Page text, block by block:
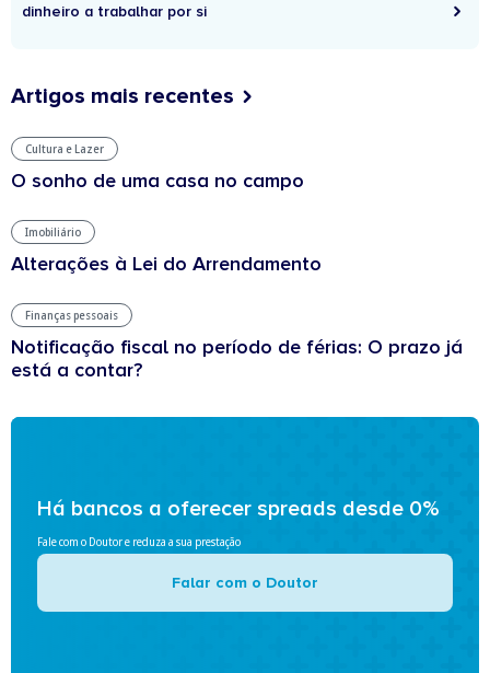
dinheiro a trabalhar por si
Artigos mais recentes
Cultura e Lazer
O sonho de uma casa no campo
Imobiliário
Alterações à Lei do Arrendamento
Finanças pessoais
Notificação fiscal no período de férias: O prazo já
está a contar?
Há bancos a oferecer spreads desde 0%
Fale com o Doutor e reduza a sua prestação
Falar com o Doutor